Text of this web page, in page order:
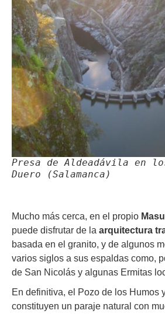
Presa de Aldeadávila en
Duero (Salamanca)
Mucho más cerca, en el propio
puede disfrutar de la arquitectura
basada en el granito, y de algunos
varios siglos a sus espaldas como,
de San Nicolás y algunas Ermitas
En definitiva, el Pozo de los Humos
constituyen un paraje natural con